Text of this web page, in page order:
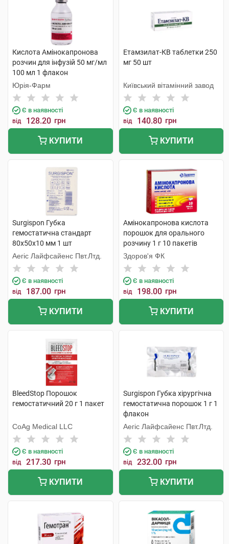
Кислота Амінокапронова
розчин для інфузій 50 мг/мл
100 мл 1 флакон
Юрія-Фарм
Є в наявності
від 128.20 грн
КУПИТИ
Етамзилат-КВ таблетки 250
мг 50 шт
Київський вітамінний завод
Є в наявності
від 140.80 грн
КУПИТИ
Surgispon Губка
гемостатична стандарт
80х50х10 мм 1 шт
Аегіс Лайфсайенс Пвт.Лтд.
Є в наявності
від 187.00 грн
КУПИТИ
Амінокапронова кислота
порошок для орального
розчину 1 г 10 пакетів
Здоров'я ФК
Є в наявності
від 198.00 грн
КУПИТИ
BleedStop Порошок
гемостатичний 20 г 1 пакет
CoAg Medical LLC
Є в наявності
від 217.30 грн
КУПИТИ
Surgispon Губка хірургічна
гемостатична порошок 1 г 1
флакон
Аегіс Лайфсайенс Пвт.Лтд.
Є в наявності
від 232.00 грн
КУПИТИ